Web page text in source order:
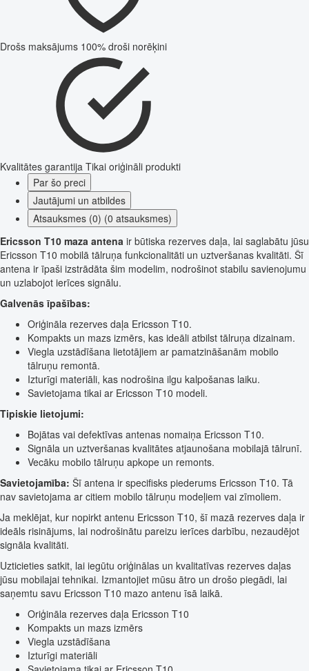
Drošs maksājums 100% droši norēķini
Kvalitātes garantija Tikai oriģināli produkti
Par šo preci
Jautājumi un atbildes
Atsauksmes (0) (0 atsauksmes)
Ericsson T10 maza antena ir būtiska rezerves daļa, lai saglabātu jūsu
Ericsson T10 mobilā tālruņa funkcionalitāti un uztveršanas kvalitāti. Šī
antena ir īpaši izstrādāta šim modelim, nodrošinot stabilu savienojumu
un uzlabojot ierīces signālu.
Galvenās īpašības:
Oriģināla rezerves daļa Ericsson T10.
Kompakts un mazs izmērs, kas ideāli atbilst tālruņa dizainam.
Viegla uzstādīšana lietotājiem ar pamatzināšanām mobilo
tālruņu remontā.
Izturīgi materiāli, kas nodrošina ilgu kalpošanas laiku.
Savietojama tikai ar Ericsson T10 modeli.
Tipiskie lietojumi:
Bojātas vai defektīvas antenas nomaiņa Ericsson T10.
Signāla un uztveršanas kvalitātes atjaunošana mobilajā tālrunī.
Vecāku mobilo tālruņu apkope un remonts.
Savietojamība: Šī antena ir specifisks piederums Ericsson T10. Tā
nav savietojama ar citiem mobilo tālruņu modeļiem vai zīmoliem.
Ja meklējat, kur nopirkt antenu Ericsson T10, šī mazā rezerves daļa ir
ideāls risinājums, lai nodrošinātu pareizu ierīces darbību, nezaudējot
signāla kvalitāti.
Uzticieties satkit, lai iegūtu oriģinālas un kvalitatīvas rezerves daļas
jūsu mobilajai tehnikai. Izmantojiet mūsu ātro un drošo piegādi, lai
saņemtu savu Ericsson T10 mazo antenu īsā laikā.
Oriģināla rezerves daļa Ericsson T10
Kompakts un mazs izmērs
Viegla uzstādīšana
Izturīgi materiāli